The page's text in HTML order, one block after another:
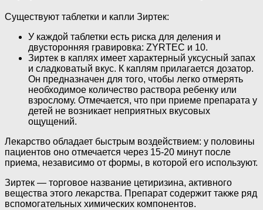
Существуют таблетки и капли Зиртек:
У каждой таблетки есть риска для деления и
двусторонняя гравировка: ZYRTEC и 10.
Зиртек в каплях имеет характерный уксусный запах
и сладковатый вкус. К каплям прилагается дозатор.
Он предназначен для того, чтобы легко отмерять
необходимое количество раствора ребенку или
взрослому. Отмечается, что при приеме препарата у
детей не возникает неприятных вкусовых
ощущений.
Лекарство обладает быстрым воздействием: у половины
пациентов оно отмечается через 15-20 минут после
приема, независимо от формы, в которой его используют.
Зиртек — торговое название цетиризина, активного
вещества этого лекарства. Препарат содержит также ряд
вспомогательных химических компонентов.